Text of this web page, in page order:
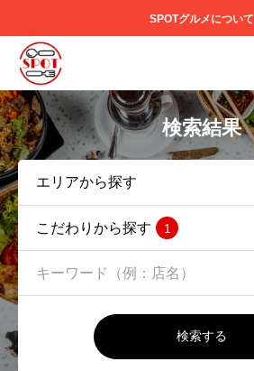
SPOTグルメについて
検索結果
こだわりから探す 1
検索する